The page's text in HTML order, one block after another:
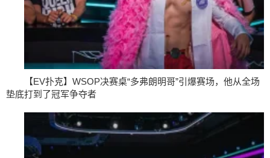
【EV扑克】WSOP决赛桌“多弗朗明哥”引爆赛场，他从全场
垫底打到了冠军争夺者